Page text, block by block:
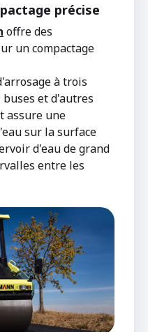
précise
offre des
un compactage
à trois
buses et d'autres
assure une
sur la surface
d'eau de grand
entre les